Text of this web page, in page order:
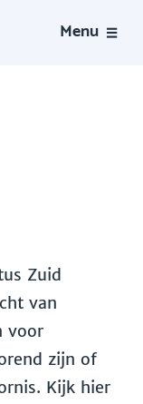
Menu
Zuid
van
voor
zijn of
Kijk hier